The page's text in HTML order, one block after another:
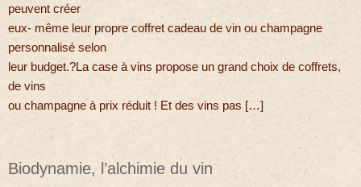
peuvent créer
eux- même leur propre coffret cadeau de vin ou champagne
personnalisé selon
leur budget.?La case à vins propose un grand choix de coffrets,
de vins
ou champagne à prix réduit ! Et des vins pas […]
Biodynamie, l’alchimie du vin